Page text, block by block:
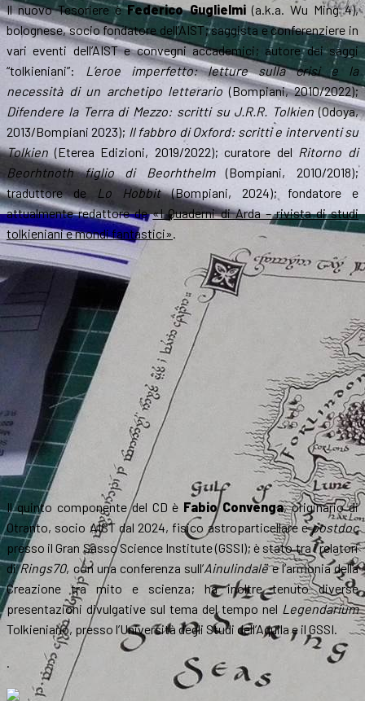
Il nuovo Tesoriere èFederico Guglielmi(a.k.a. Wu Ming 4),
bolognese, socio fondatore dell’AIST; saggista e conferenziere in
vari eventi dell’AIST e convegni accademici; autore dei saggi
“tolkieniani”: L’eroe imperfetto: letture sulla crisi e la
necessità di un archetipo letterario (Bompiani, 2010/2022);
Difendere la Terra di Mezzo: scritti su J.R.R. Tolkien(Odoya,
2013/Bompiani 2023); Il fabbro di Oxford: scritti e interventi su
Tolkien (Eterea Edizioni, 2019/2022); curatore del Ritorno di
Beorhtnoth figlio di Beorhthelm(Bompiani, 2010/2018);
traduttore de Lo Hobbit(Bompiani, 2024); fondatore e
attualmente redattore de«I Quaderni di Arda – rivista di studi
tolkieniani e mondi fantastici».
Il quinto componente del CD è Fabio Convenga, originario di
Otranto, socio AIST dal 2024, fisico astroparticellare epostdoc
presso il Gran Sasso Science Institute (GSSI); è stato tra i relatori
diRings70, con una conferenza sull’Ainulindalëe l’armonia della
Creazione tra mito e scienza; ha inoltre tenuto diverse
presentazioni divulgative sul tema del tempo nel Legendarium
Tolkieniano, presso l’Università degli Studi dell’Aquila e il GSSI.
.